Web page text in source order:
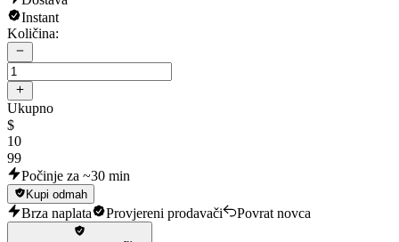
Instant
Količina:
Ukupno
$
10
99
Počinje za ~30 min
Kupi odmah
Brza naplata Provjereni prodavači Povrat novca